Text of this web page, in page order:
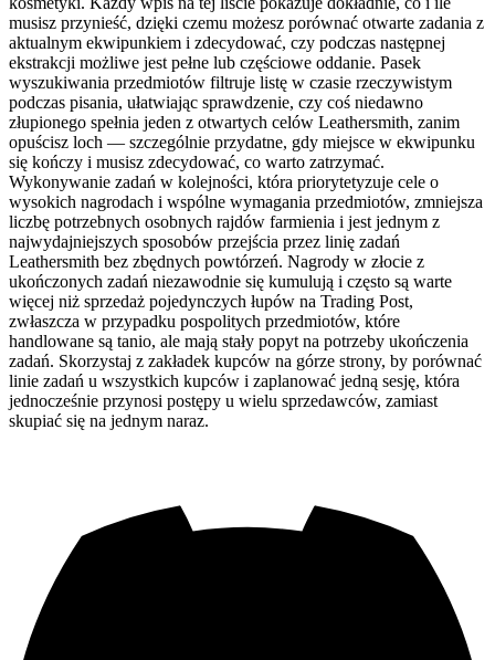
musisz przynieść, dzięki czemu możesz porównać otwarte zadania z
aktualnym ekwipunkiem i zdecydować, czy podczas następnej
ekstrakcji możliwe jest pełne lub częściowe oddanie. Pasek
wyszukiwania przedmiotów filtruje listę w czasie rzeczywistym
podczas pisania, ułatwiając sprawdzenie, czy coś niedawno
złupionego spełnia jeden z otwartych celów Leathersmith, zanim
opuścisz loch — szczególnie przydatne, gdy miejsce w ekwipunku
się kończy i musisz zdecydować, co warto zatrzymać.
Wykonywanie zadań w kolejności, która priorytetyzuje cele o
wysokich nagrodach i wspólne wymagania przedmiotów, zmniejsza
liczbę potrzebnych osobnych rajdów farmienia i jest jednym z
najwydajniejszych sposobów przejścia przez linię zadań
Leathersmith bez zbędnych powtórzeń. Nagrody w złocie z
ukończonych zadań niezawodnie się kumulują i często są warte
więcej niż sprzedaż pojedynczych łupów na Trading Post,
zwłaszcza w przypadku pospolitych przedmiotów, które
handlowane są tanio, ale mają stały popyt na potrzeby ukończenia
zadań. Skorzystaj z zakładek kupców na górze strony, by porównać
linie zadań u wszystkich kupców i zaplanować jedną sesję, która
jednocześnie przynosi postępy u wielu sprzedawców, zamiast
skupiać się na jednym naraz.